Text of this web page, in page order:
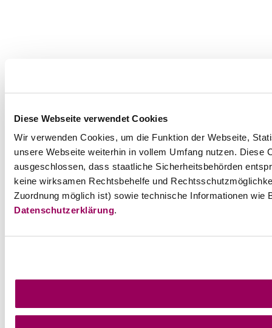
Diese Webseite verwendet Cookies
Wir verwenden Cookies, um die Funktion der Webseite,
unsere Webseite weiterhin in vollem Umfang nutzen.
ausgeschlossen, dass staatliche Sicherheitsbehörden
keine wirksamen Rechtsbehelfe und
Zuordnung möglich ist) sowie technische Informationen
Datenschutzerklärung.